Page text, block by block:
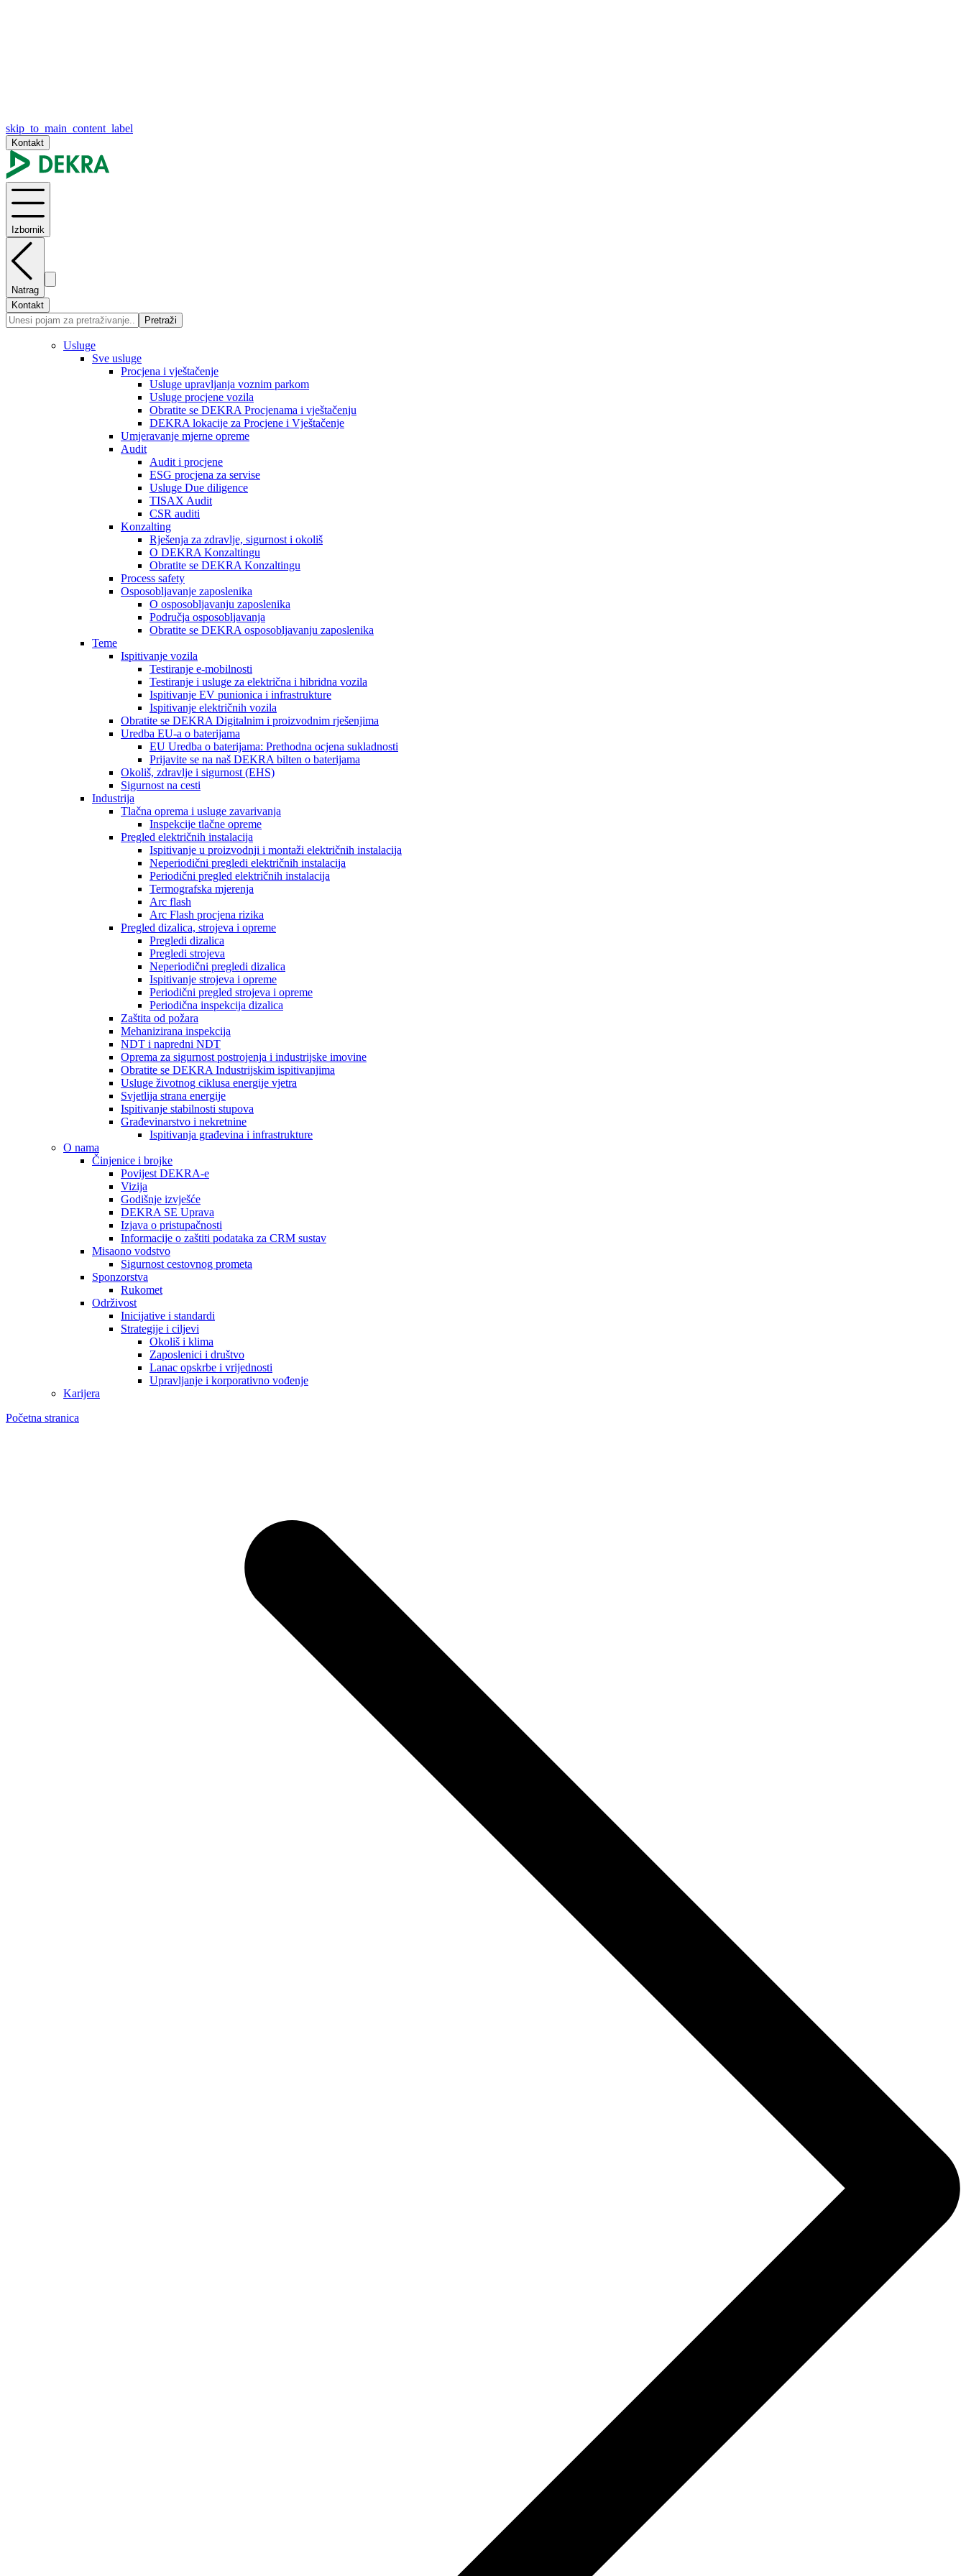
skip_to_main_content_label
Kontakt
Izbornik
Natrag
Kontakt
Pretraži
Usluge
Sve usluge
Procjena i vještačenje
Usluge upravljanja voznim parkom
Usluge procjene vozila
Obratite se DEKRA Procjenama i vještačenju
DEKRA lokacije za Procjene i Vještačenje
Umjeravanje mjerne opreme
Audit
Audit i procjene
ESG procjena za servise
Usluge Due diligence
TISAX Audit
CSR auditi
Konzalting
Rješenja za zdravlje, sigurnost i okoliš
O DEKRA Konzaltingu
Obratite se DEKRA Konzaltingu
Process safety
Osposobljavanje zaposlenika
O osposobljavanju zaposlenika
Područja osposobljavanja
Obratite se DEKRA osposobljavanju zaposlenika
Teme
Ispitivanje vozila
Testiranje e-mobilnosti
Testiranje i usluge za električna i hibridna vozila
Ispitivanje EV punionica i infrastrukture
Ispitivanje električnih vozila
Obratite se DEKRA Digitalnim i proizvodnim rješenjima
Uredba EU-a o baterijama
EU Uredba o baterijama: Prethodna ocjena sukladnosti
Prijavite se na naš DEKRA bilten o baterijama
Okoliš, zdravlje i sigurnost (EHS)
Sigurnost na cesti
Industrija
Tlačna oprema i usluge zavarivanja
Inspekcije tlačne opreme
Pregled električnih instalacija
Ispitivanje u proizvodnji i montaži električnih instalacija
Neperiodični pregledi električnih instalacija
Periodični pregled električnih instalacija
Termografska mjerenja
Arc flash
Arc Flash procjena rizika
Pregled dizalica, strojeva i opreme
Pregledi dizalica
Pregledi strojeva
Neperiodični pregledi dizalica
Ispitivanje strojeva i opreme
Periodični pregled strojeva i opreme
Periodična inspekcija dizalica
Zaštita od požara
Mehanizirana inspekcija
NDT i napredni NDT
Oprema za sigurnost postrojenja i industrijske imovine
Obratite se DEKRA Industrijskim ispitivanjima
Usluge životnog ciklusa energije vjetra
Svjetlija strana energije
Ispitivanje stabilnosti stupova
Građevinarstvo i nekretnine
Ispitivanja građevina i infrastrukture
O nama
Činjenice i brojke
Povijest DEKRA-e
Vizija
Godišnje izvješće
DEKRA SE Uprava
Izjava o pristupačnosti
Informacije o zaštiti podataka za CRM sustav
Misaono vodstvo
Sigurnost cestovnog prometa
Sponzorstva
Rukomet
Održivost
Inicijative i standardi
Strategije i ciljevi
Okoliš i klima
Zaposlenici i društvo
Lanac opskrbe i vrijednosti
Upravljanje i korporativno vođenje
Karijera
Početna stranica